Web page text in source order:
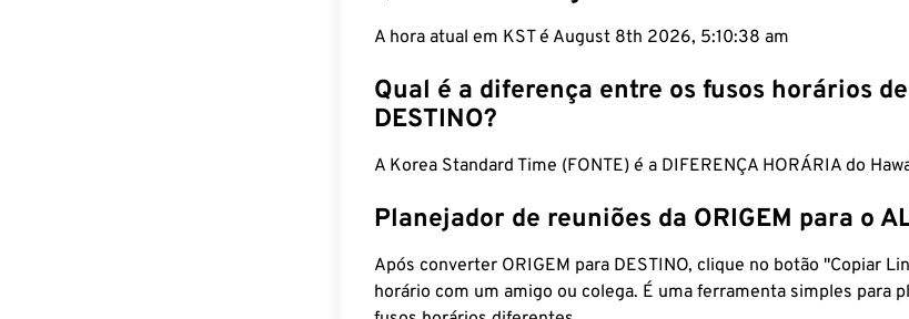
A hora atual em KST é August 8th 2026, 5:10:38 am
Qual é a diferença entre os fusos horários de
DESTINO?
A Korea Standard Time (FONTE) é a DIFERENÇA HORÁRIA do
Planejador de reuniões da ORIGEM para o
Após converter ORIGEM para DESTINO, clique no botão "Copiar
horário com um amigo ou colega. É uma ferramenta simples para